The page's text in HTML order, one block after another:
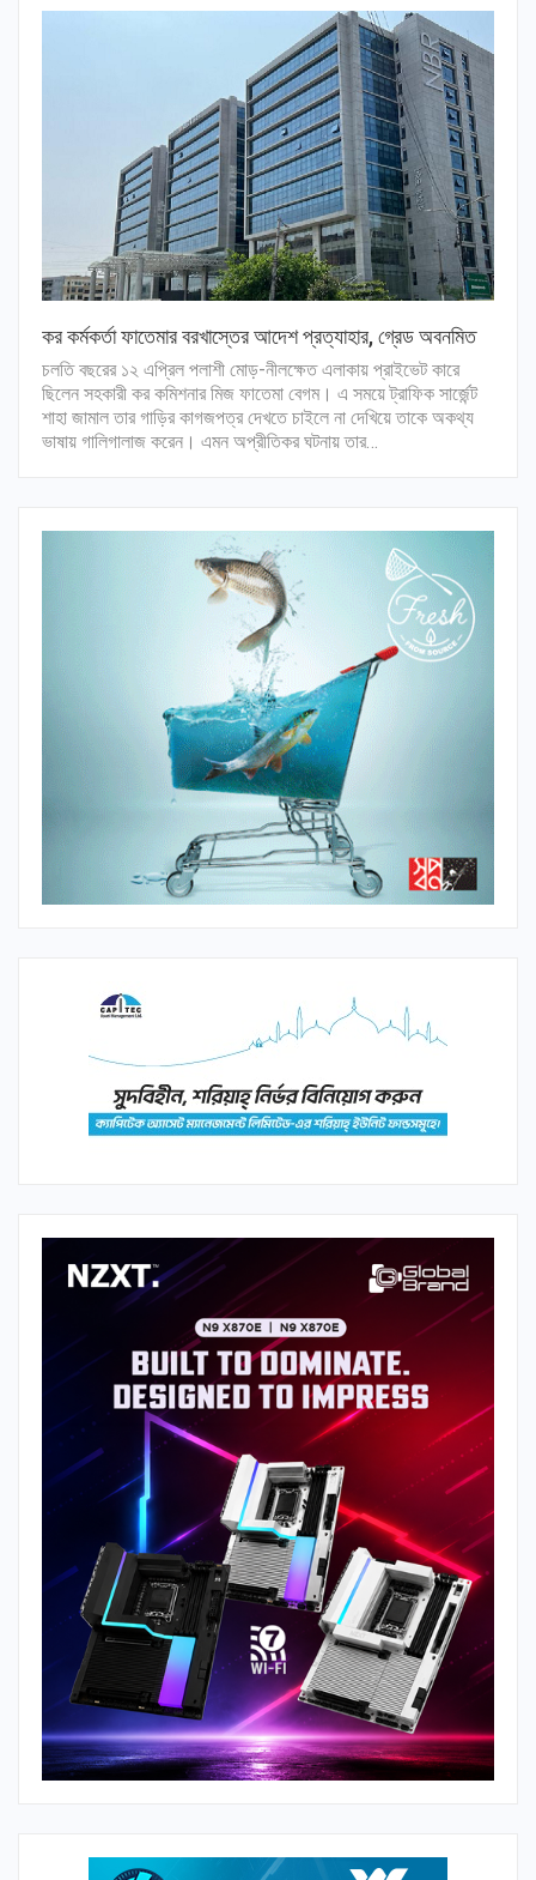
কর কর্মকর্তা ফাতেমার বরখাস্তের আদেশ প্রত্যাহার, গ্রেড অবনমিত
চলতি বছরের ১২ এপ্রিল পলাশী মোড়-নীলক্ষেত এলাকায় প্রাইভেট কারে
ছিলেন সহকারী কর কমিশনার মিজ ফাতেমা বেগম। এ সময়ে ট্রাফিক সার্জেন্ট
শাহা জামাল তার গাড়ির কাগজপত্র দেখতে চাইলে না দেখিয়ে তাকে অকথ্য
ভাষায় গালিগালাজ করেন। এমন অপ্রীতিকর ঘটনায় তার…